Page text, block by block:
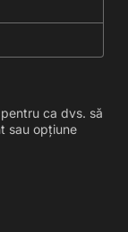
ca dvs. să
sau opțiune